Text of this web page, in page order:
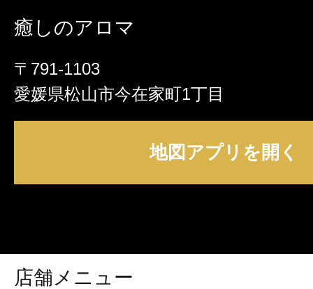
癒しのアロマ
〒791-1103
愛媛県松山市今在家町1丁目
地図アプリを開く
店舗メニュー